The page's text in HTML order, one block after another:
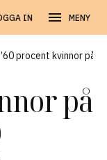
IN MENY
procent kvinnor på
på